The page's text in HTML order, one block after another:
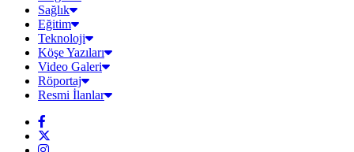
Sağlık
Eğitim
Teknoloji
Köşe Yazıları
Video Galeri
Röportaj
Resmi İlanlar